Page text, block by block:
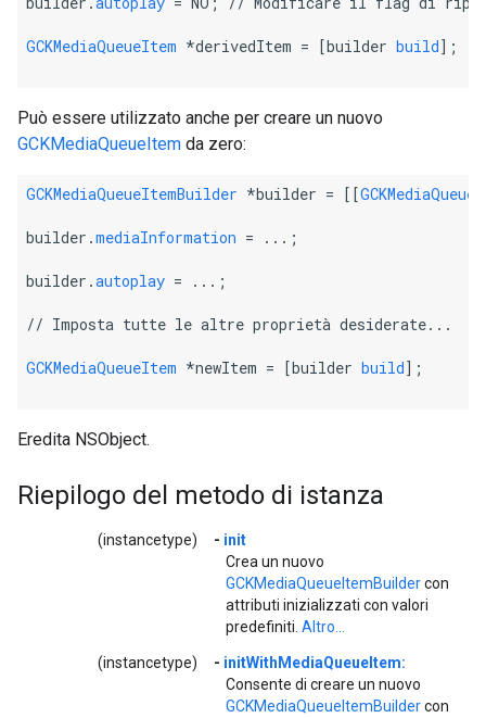
GCKMediaQueueItem *derivedItem = [builder build];
Può essere utilizzato anche per creare un nuovo
GCKMediaQueueItem da zero:
GCKMediaQueueItemBuilder *builder = [[
builder.mediaInformation = ...;
builder.autoplay = ...;
// Imposta tutte le altre proprietà desiderate...
GCKMediaQueueItem *newItem = [builder build];
Eredita NSObject.
Riepilogo del metodo di istanza
(instancetype) - init
Crea un nuovo
GCKMediaQueueItemBuildercon
attributi inizializzati con valori
predefiniti. Altro...
(instancetype) - initWithMediaQueueItem:
Consente di creare un nuovo
GCKMediaQueueItemBuildercon